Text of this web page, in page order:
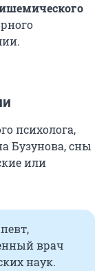
психолога,
Бузунова, сны
или
врач
наук.